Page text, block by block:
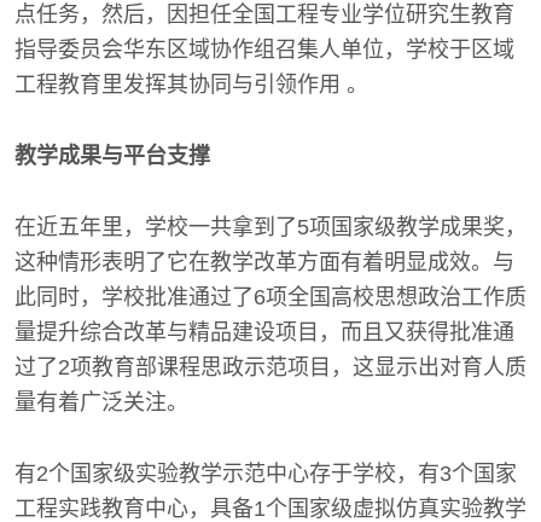
点任务，然后，因担任全国工程专业学位研究生教育
指导委员会华东区域协作组召集人单位，学校于区域
工程教育里发挥其协同与引领作用 。
教学成果与平台支撑
在近五年里，学校一共拿到了5项国家级教学成果奖，
这种情形表明了它在教学改革方面有着明显成效。与
此同时，学校批准通过了6项全国高校思想政治工作质
量提升综合改革与精品建设项目，而且又获得批准通
过了2项教育部课程思政示范项目，这显示出对育人质
量有着广泛关注。
有2个国家级实验教学示范中心存于学校，有3个国家
工程实践教育中心，具备1个国家级虚拟仿真实验教学